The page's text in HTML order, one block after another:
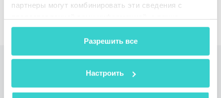
партнеры могут комбинировать эти сведения с
данными, которые они получили при использовании
Разрешить все
Настроить
Запросить Демо
Читайте также